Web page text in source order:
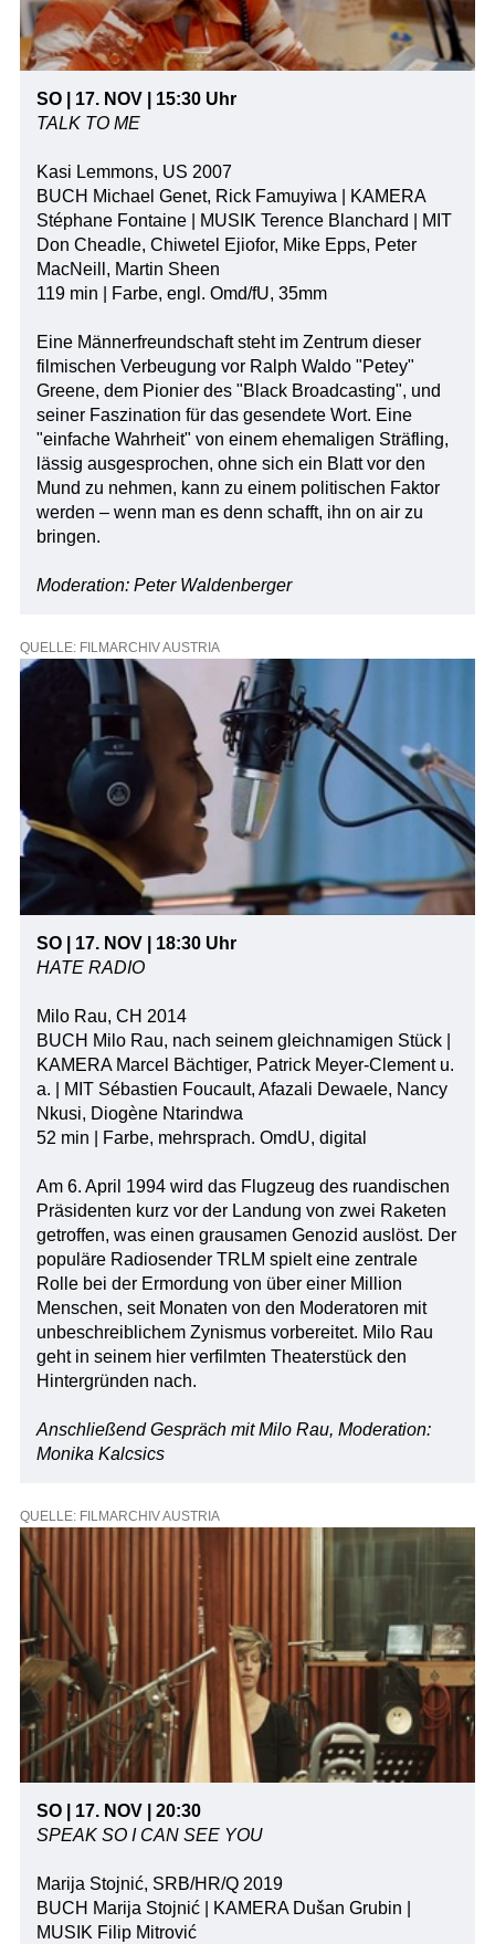
SO | 17. NOV | 15:30 Uhr
TALK TO ME
Kasi Lemmons, US 2007
BUCH Michael Genet, Rick Famuyiwa | KAMERA
Stéphane Fontaine | MUSIK Terence Blanchard | MIT
Don Cheadle, Chiwetel Ejiofor, Mike Epps, Peter
MacNeill, Martin Sheen
119 min | Farbe, engl. Omd/fU, 35mm
Eine Männerfreundschaft steht im Zentrum dieser
filmischen Verbeugung vor Ralph Waldo "Petey"
Greene, dem Pionier des "Black Broadcasting", und
seiner Faszination für das gesendete Wort. Eine
"einfache Wahrheit" von einem ehemaligen Sträfling,
lässig ausgesprochen, ohne sich ein Blatt vor den
Mund zu nehmen, kann zu einem politischen Faktor
werden – wenn man es denn schafft, ihn on air zu
bringen.
Moderation: Peter Waldenberger
QUELLE: FILMARCHIV AUSTRIA
SO | 17. NOV | 18:30 Uhr
HATE RADIO
Milo Rau, CH 2014
BUCH Milo Rau, nach seinem gleichnamigen Stück |
KAMERA Marcel Bächtiger, Patrick Meyer-Clement u.
a. | MIT Sébastien Foucault, Afazali Dewaele, Nancy
Nkusi, Diogène Ntarindwa
52 min | Farbe, mehrsprach. OmdU, digital
Am 6. April 1994 wird das Flugzeug des ruandischen
Präsidenten kurz vor der Landung von zwei Raketen
getroffen, was einen grausamen Genozid auslöst. Der
populäre Radiosender TRLM spielt eine zentrale
Rolle bei der Ermordung von über einer Million
Menschen, seit Monaten von den Moderatoren mit
unbeschreiblichem Zynismus vorbereitet. Milo Rau
geht in seinem hier verfilmten Theaterstück den
Hintergründen nach.
Anschließend Gespräch mit Milo Rau, Moderation:
Monika Kalcsics
QUELLE: FILMARCHIV AUSTRIA
SO | 17. NOV | 20:30
SPEAK SO I CAN SEE YOU
Marija Stojnić, SRB/HR/Q 2019
BUCH Marija Stojnić | KAMERA Dušan Grubin |
MUSIK Filip Mitrović